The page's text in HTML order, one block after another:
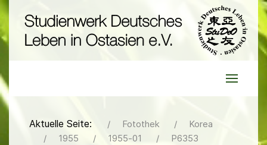
Aktuelle Seite: Fotothek
Korea
1955
1955-01 P6353